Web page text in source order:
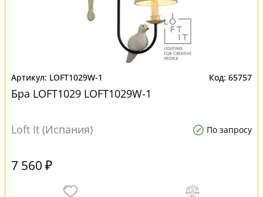
LOFT1029W-1 65757
Бра LOFT1029 LOFT1029W-1
Loft It (Испания) По запросу
7 560 ₽